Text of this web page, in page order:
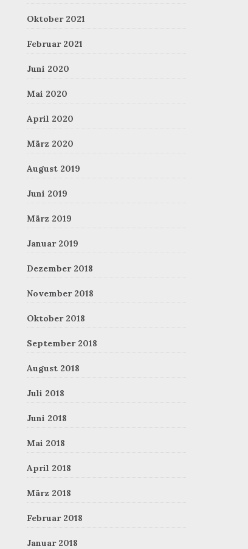
Oktober 2021
Februar 2021
Juni 2020
Mai 2020
April 2020
März 2020
August 2019
Juni 2019
März 2019
Januar 2019
Dezember 2018
November 2018
Oktober 2018
September 2018
August 2018
Juli 2018
Juni 2018
Mai 2018
April 2018
März 2018
Februar 2018
Januar 2018